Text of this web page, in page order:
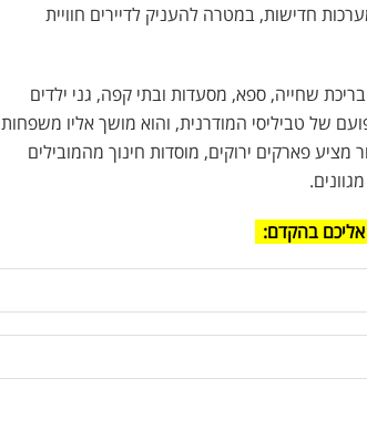
חדישות, במטרה להעניק לדיירים חוויית
שחייה, ספא, מסעדות ובתי קפה, גני ילדים
של טביליסי המודרנית, והוא מושך אליו משפחות
פארקים ירוקים, מוסדות חינוך מהמובילים
אליכם בהקדם: